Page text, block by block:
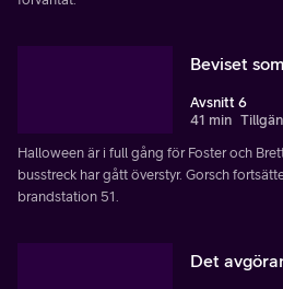
Beviset
Avsnitt 6
41 min
Halloween är i full gång för Foster och
busstreck har gått överstyr. Gorsch
brandstation 51.
Det